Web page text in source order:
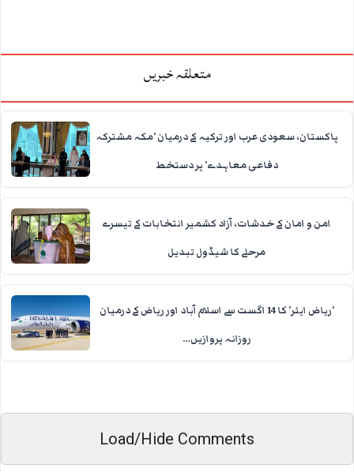
متعلقہ خبریں
پاکستان، سعودی عرب اور ترکیہ کے درمیان ‘مکہ مشترکہ
دفاعی معاہدے’ پر دستخط
امن و امان کے خدشات، آزاد کشمیر انتخابات کے تیسرے
مرحلے کا شیڈول تبدیل
‘ریاض ایئر’ کا 14 اگست سے اسلام آباد اور ریاض کے درمیان
روزانہ پروازیں…
Load/Hide Comments